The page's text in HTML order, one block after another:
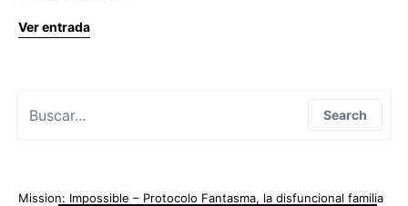
Ver entrada
Search
Mission: Impossible – Protocolo Fantasma, la disfuncional familia